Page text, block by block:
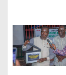
i
c
l